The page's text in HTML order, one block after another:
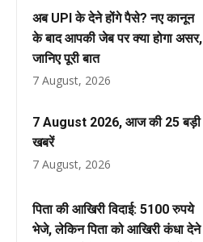
अब UPI के देने होंगे पैसे? नए कानून
के बाद आपकी जेब पर क्या होगा असर,
जानिए पूरी बात
7 August, 2026
7 August 2026, आज की 25 बड़ी
खबरें
7 August, 2026
पिता की आखिरी विदाई: 5100 रुपये
भेजे, लेकिन पिता को आखिरी कंधा देने